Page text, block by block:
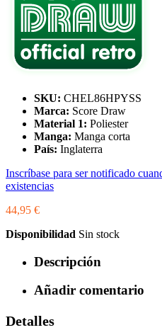
SKU: CHEL86HPYSS
Marca: Score Draw
Material 1: Poliester
Manga: Manga corta
País: Inglaterra
Inscríbase para ser notificado
existencias
44,95 €
Disponibilidad Sin stock
Descripción
Añadir comentario
Detalles